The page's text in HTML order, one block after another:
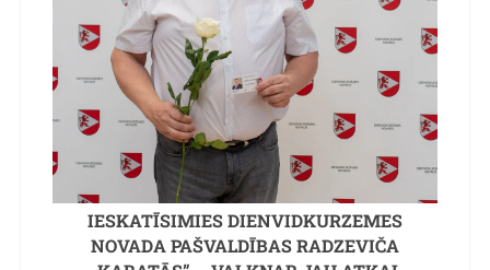
IESKATĪSIMIES DIENVIDKURZEMES
NOVADA PAŠVALDĪBAS RADZEVIČA